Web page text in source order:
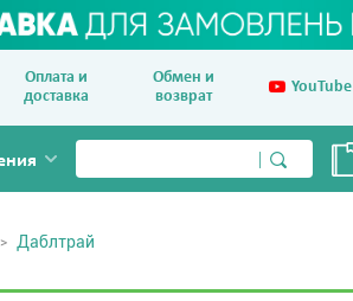
Оплата и
доставка
Обмен и
возврат
YouTube
Даблтрай